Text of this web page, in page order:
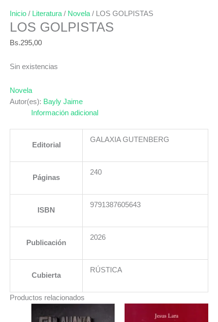
Inicio / Literatura / Novela / LOS GOLPISTAS
LOS GOLPISTAS
Bs.295,00
Sin existencias
Novela
Autor(es): Bayly Jaime
Información adicional
Editorial
GALAXIA GUTENBERG
Páginas
240
ISBN
9791387605643
Publicación
2026
Cubierta
RÚSTICA
Productos relacionados